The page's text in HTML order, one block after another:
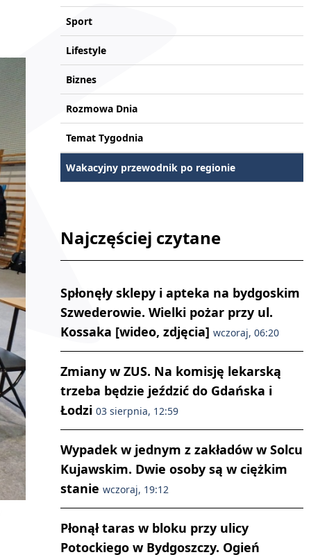
Sport
Lifestyle
Biznes
Rozmowa Dnia
Temat Tygodnia
Wakacyjny przewodnik po regionie
Najczęściej czytane
Spłonęły sklepy i apteka na bydgoskim
Szwederowie. Wielki pożar przy ul.
Kossaka [wideo, zdjęcia] wczoraj, 06:20
Zmiany w ZUS. Na komisję lekarską
trzeba będzie jeździć do Gdańska i
Łodzi 03 sierpnia, 12:59
Wypadek w jednym z zakładów w Solcu
Kujawskim. Dwie osoby są w ciężkim
stanie wczoraj, 19:12
Płonął taras w bloku przy ulicy
Potockiego w Bydgoszczy. Ogień